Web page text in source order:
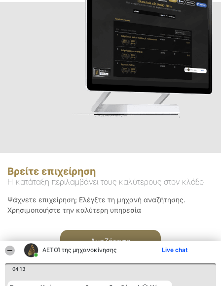
ΑΕΤΟΊ της μηχανοκίνησης Live chat
04:13
Βρείτε επιχείρηση
Η κατάταξη περιλαμβάνει τους καλύτερους στον κλάδο
Ψάχνετε επιχείρηση; Ελέγξτε τη μηχανή αναζήτησης.
Χρησιμοποιήστε την καλύτερη υπηρεσία
Αναζήτηση